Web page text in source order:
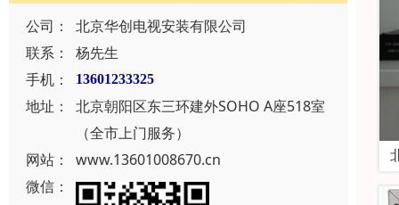
公司：
北京华创电视安装有限公司
联系：
杨先生
手机：
13601233325
地址：
北京朝阳区东三环建外SOHO A座518室
（全市上门服务）
网站：
www.13601008670.cn
微信：